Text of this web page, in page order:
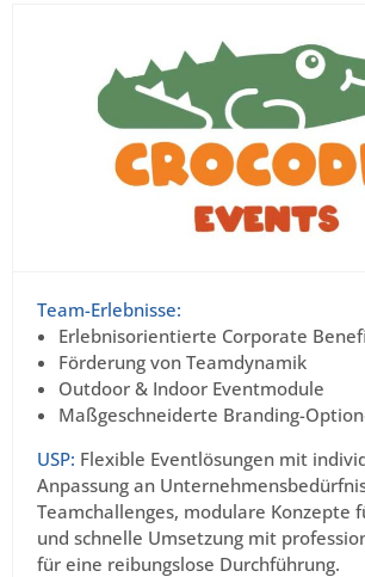
Team-Erlebnisse:
Erlebnisorientierte Corporate
Förderung von Teamdynamik
Outdoor & Indoor Eventmodule
Maßgeschneiderte Branding-
USP: Flexible Eventlösungen mit
Anpassung an
Teamchallenges, modulare Konzepte
und schnelle Umsetzung mit
für eine reibungslose Durchführung.